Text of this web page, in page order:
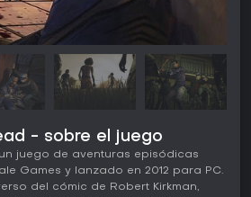
- sobre el juego
un juego de aventuras episódicas
Games y lanzado en 2012 para PC.
del cómic de Robert Kirkman,